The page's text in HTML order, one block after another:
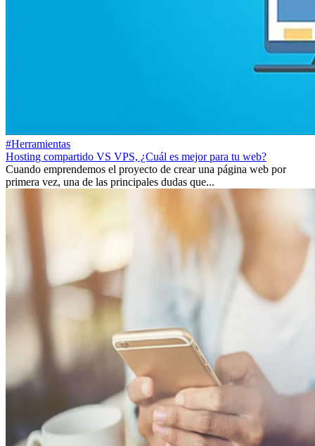
#Herramientas
Hosting compartido VS VPS, ¿Cuál es mejor para tu web?
Cuando emprendemos el proyecto de crear una página web por
primera vez, una de las principales dudas que...